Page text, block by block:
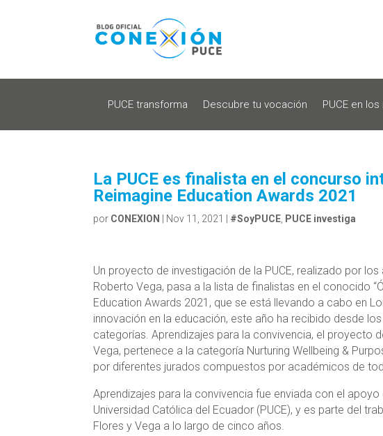
PUCE transforma Descubre tu vocación PUCE en
La PUCE es finalista en el concurso
Reimagine Education Awards 2021
por CONEXION Nov 11, 2021 #SoyPUCE, PUCE investiga
Un proyecto de investigación de la PUCE, realizado por
Roberto Vega, pasa a la lista de finalistas en el conocido
Education Awards 2021, que se está llevando a cabo en
innovación en la educación, este año ha recibido desde
categorías. Aprendizajes para la convivencia, el proyecto
Vega, pertenece a la categoría Nurturing Wellbeing &
por diferentes jurados compuestos por académicos de
Aprendizajes para la convivencia fue enviada con el
Universidad Católica del Ecuador (PUCE), y es parte del
Flores y Vega a lo largo de cinco años.